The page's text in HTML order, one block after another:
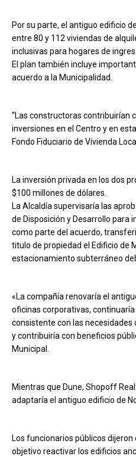
Por su parte, el antiguo edificio
entre 80 y 112 viviendas de
inclusivas para hogares de
El plan también incluye
acuerdo a la Municipalidad.
“Las constructoras contribuirían
inversiones en el Centro y en
Fondo Fiduciario de Vivienda
La inversión privada en los dos
$100 millones de dólares.
La Alcaldía supervisaría las
de Disposición y Desarrollo para
como parte del acuerdo,
titulo de propiedad el Edificio de
estacionamiento subterráneo
«La compañía renovaría el
oficinas corporativas,
consistente con las
y contribuiría con beneficios
Municipal.
Mientras que Dune, Shopoff
adaptaría el antiguo edificio de
Los funcionarios públicos
objetivo reactivar los edificios